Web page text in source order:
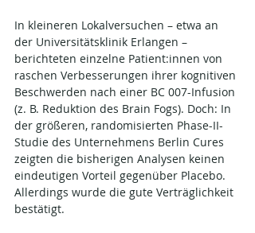
In kleineren Lokalversuchen – etwa an
der Universitätsklinik Erlangen –
berichteten einzelne Patient:innen von
raschen Verbesserungen ihrer kognitiven
Beschwerden nach einer BC 007-Infusion
(z. B. Reduktion des Brain Fogs). Doch: In
der größeren, randomisierten Phase-II-
Studie des Unternehmens Berlin Cures
zeigten die bisherigen Analysen keinen
eindeutigen Vorteil gegenüber Placebo.
Allerdings wurde die gute Verträglichkeit
bestätigt.